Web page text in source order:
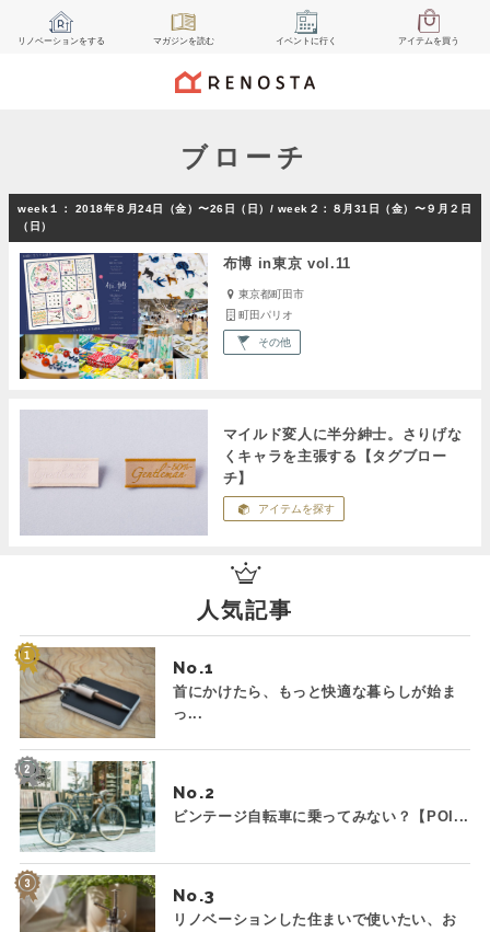
リノベーションをする マガジンを読む イベント に行く アイテムを買う
ブローチ
week１： 2018年８月24日（金）〜26日（日）/ week２：８月31日（金）〜９月２日
（日）
布博 in東京 vol.11
東京都町田市
町田パリオ
その他
マイルド変人に半分紳士。さりげな
くキャラを主張する【タグブロー
チ】
アイテムを探す
人気記事
No.
首にかけたら、もっと快適な暮らしが始ま
っ...
No.
ビンテージ自転車に乗ってみない？【POI...
No.
リノベーションした住まいで使いたい、お